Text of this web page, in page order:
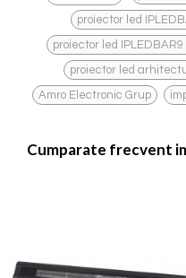
proiector led
proiector led IPLEDBAR9
proiector led
Amro Electronic Grup
Cumparate frecvent